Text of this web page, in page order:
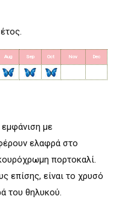
Aug Sep Oct Nov Dec
με
ελαφρά στο
πορτοκαλί.
επίσης, είναι το χρυσό
του θηλυκού.